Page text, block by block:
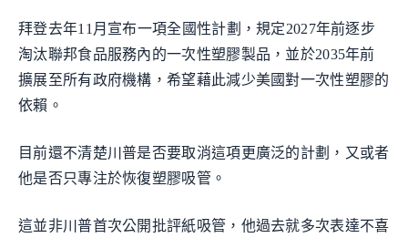
拜登去年11月宣布一項全國性計劃，規定2027年前逐步
淘汰聯邦食品服務內的一次性塑膠製品，並於2035年前
擴展至所有政府機構，希望藉此減少美國對一次性塑膠的
依賴。
目前還不清楚川普是否要取消這項更廣泛的計劃，又或者
他是否只專注於恢復塑膠吸管。
這並非川普首次公開批評紙吸管，他過去就多次表達不喜